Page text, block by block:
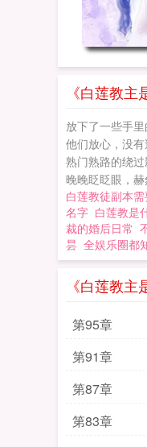
《白莲教
放下了一些手
他们放心，没
熟门熟路的绕
晚晚眨眨眼，
白莲教徒副本
名字 白莲教是
裁的婚后日常
昙 全娱乐圈都
《白莲教
第95章
第91章
第87章
第83章